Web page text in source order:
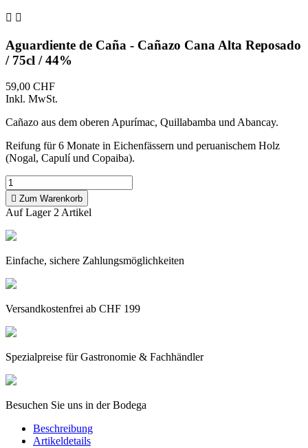
 
Aguardiente de Caña - Cañazo Cana Alta Reposado
/ 75cl / 44%
59,00 CHF
Inkl. MwSt.
Cañazo aus dem oberen Apurímac, Quillabamba und Abancay.
Reifung für 6 Monate in Eichenfässern und peruanischem Holz
(Nogal, Capulí und Copaiba).
 Zum Warenkorb
Auf Lager 2 Artikel
Einfache, sichere Zahlungsmöglichkeiten
Versandkostenfrei ab CHF 199
Spezialpreise für Gastronomie & Fachhändler
Besuchen Sie uns in der Bodega
Beschreibung
Artikeldetails